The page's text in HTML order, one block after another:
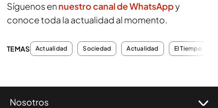
Síguenos en nuestro canal de WhatsAppy
conoce toda la actualidad al momento.
TEMAS Actualidad Sociedad Actualidad El Tiempo
Nosotros